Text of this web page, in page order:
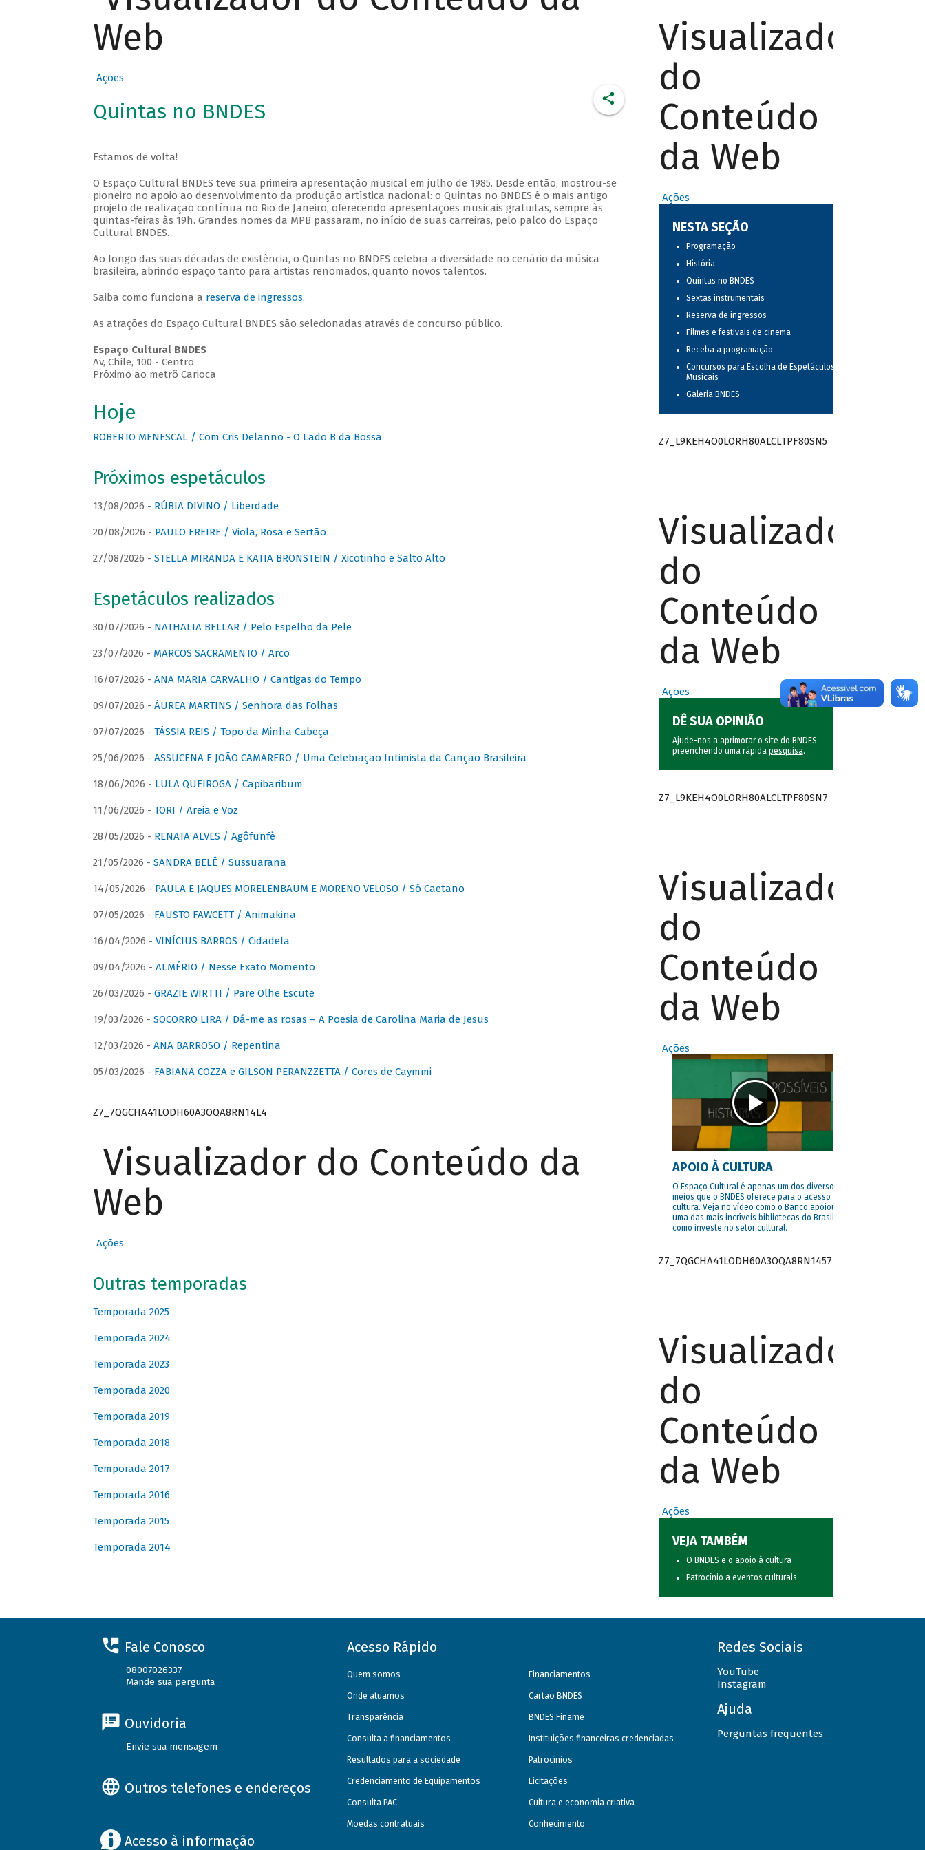
Web
Ações
Quintas no BNDES
Estamos de volta!
O Espaço Cultural BNDES teve sua primeira apresentação musical em julho de 1985. Desde então, mostrou-se
pioneiro no apoio ao desenvolvimento da produção artística nacional: o Quintas no BNDES é o mais antigo
projeto de realização contínua no Rio de Janeiro, oferecendo apresentações musicais gratuitas, sempre às
quintas-feiras às 19h. Grandes nomes da MPB passaram, no início de suas carreiras, pelo palco do Espaço
Cultural BNDES.
Ao longo das suas décadas de existência, o Quintas no BNDES celebra a diversidade no cenário da música
brasileira, abrindo espaço tanto para artistas renomados, quanto novos talentos.
Saiba como funciona a reserva de ingressos.
As atrações do Espaço Cultural BNDES são selecionadas através de concurso público.
Espaço Cultural BNDES
Av, Chile, 100 - Centro
Próximo ao metrô Carioca
Hoje
ROBERTO MENESCAL / Com Cris Delanno - O Lado B da Bossa
Próximos espetáculos
13/08/2026 - RÚBIA DIVINO / Liberdade
20/08/2026 - PAULO FREIRE / Viola, Rosa e Sertão
27/08/2026 - STELLA MIRANDA E KATIA BRONSTEIN / Xicotinho e Salto Alto
Espetáculos realizados
30/07/2026 - NATHALIA BELLAR / Pelo Espelho da Pele
23/07/2026 - MARCOS SACRAMENTO / Arco
16/07/2026 - ANA MARIA CARVALHO / Cantigas do Tempo
09/07/2026 - ÁUREA MARTINS / Senhora das Folhas
07/07/2026 - TÁSSIA REIS / Topo da Minha Cabeça
25/06/2026 - ASSUCENA E JOÃO CAMARERO / Uma Celebração Intimista da Canção Brasileira
18/06/2026 - LULA QUEIROGA / Capibaribum
11/06/2026 - TORI / Areia e Voz
28/05/2026 - RENATA ALVES / Agôfunfè
21/05/2026 - SANDRA BELÊ / Sussuarana
14/05/2026 - PAULA E JAQUES MORELENBAUM E MORENO VELOSO / Só Caetano
07/05/2026 - FAUSTO FAWCETT / Animakina
16/04/2026 - VINÍCIUS BARROS / Cidadela
09/04/2026 - ALMÉRIO / Nesse Exato Momento
26/03/2026 - GRAZIE WIRTTI / Pare Olhe Escute
19/03/2026 - SOCORRO LIRA / Dá-me as rosas – A Poesia de Carolina Maria de Jesus
12/03/2026 - ANA BARROSO / Repentina
05/03/2026 - FABIANA COZZA e GILSON PERANZZETTA / Cores de Caymmi
Z7_7QGCHA41LODH60A3OQA8RN14L4
Visualizador do Conteúdo da
Web
Ações
Outras temporadas
Temporada 2025
Temporada 2024
Temporada 2023
Temporada 2020
Temporada 2019
Temporada 2018
Temporada 2017
Temporada 2016
Temporada 2015
Temporada 2014
Visualizador
do
Conteúdo
da Web
Ações
NESTA SEÇÃO
Programação
História
Quintas no BNDES
Sextas instrumentais
Reserva de ingressos
Filmes e festivais de cinema
Receba a programação
Concursos para Escolha de Espetáculos
Musicais
Galeria BNDES
Z7_L9KEH4O0LORH80ALCLTPF80SN5
Visualizador
do
Conteúdo
da Web
Ações
DÊ SUA OPINIÃO
Ajude-nos a aprimorar o site do BNDES
preenchendo uma rápida pesquisa.
Z7_L9KEH4O0LORH80ALCLTPF80SN7
Visualizador
do
Conteúdo
da Web
Ações
APOIO À CULTURA
O Espaço Cultural é apenas um dos diversos
meios que o BNDES oferece para o acesso à
cultura. Veja no vídeo como o Banco apoiou
uma das mais incríveis bibliotecas do Brasil e
como investe no setor cultural.
Z7_7QGCHA41LODH60A3OQA8RN1457
Visualizador
do
Conteúdo
da Web
Ações
VEJA TAMBÉM
O BNDES e o apoio à cultura
Patrocínio a eventos culturais
Fale Conosco
08007026337
Mande sua pergunta
Ouvidoria
Envie sua mensagem
Outros telefones e endereços
Acesso à informação
Acesso Rápido
Quem somos
Onde atuamos
Transparência
Consulta a financiamentos
Resultados para a sociedade
Credenciamento de Equipamentos
Consulta PAC
Moedas contratuais
Financiamentos
Cartão BNDES
BNDES Finame
Instituições financeiras credenciadas
Patrocínios
Licitações
Cultura e economia criativa
Conhecimento
Redes Sociais
YouTube
Instagram
Ajuda
Perguntas frequentes